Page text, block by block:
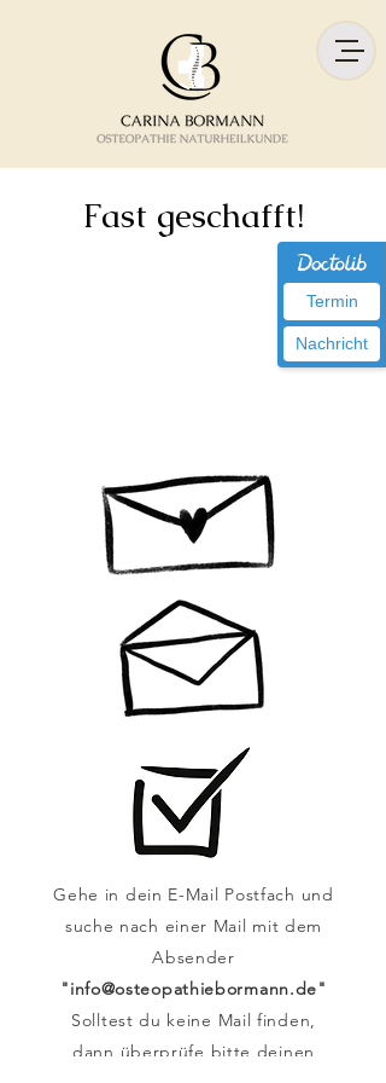
Termin
Nachricht
Fast geschafft!
Gehe in dein E-Mail Postfach und
suche nach einer Mail mit dem
Absender
"info@osteopathiebormann.de"
Solltest du keine Mail finden,
dann überprüfe bitte deinen